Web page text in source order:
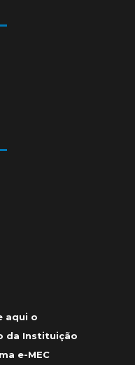
aqui o
da Instituição
e-MEC